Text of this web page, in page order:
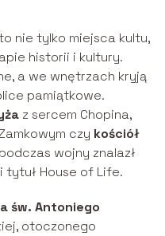
nie tylko miejsca kultu,
historii i kultury.
a we wnętrzach kryją
pamiątkowe.
z sercem Chopina,
czy kościół
wojny znalazł
House of Life.
św. Antoniego
otoczonego